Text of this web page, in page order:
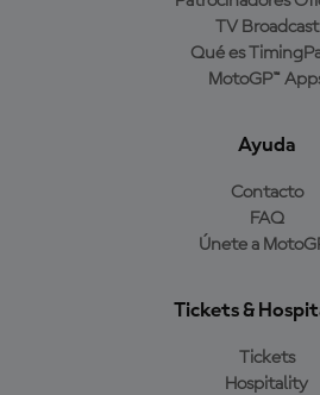
TV Broadcast
Qué es
MotoGP™
Ayuda
Contacto
FAQ
Únete a
Tickets &
Tickets
Hospitality